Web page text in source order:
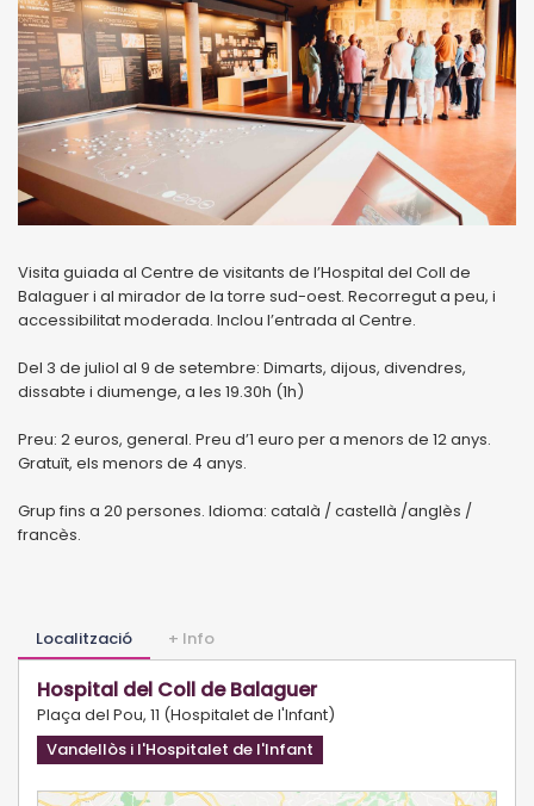
Visita guiada al Centre de visitants de l’Hospital del Coll de
Balaguer i al mirador de la torre sud-oest. Recorregut a peu, i
accessibilitat moderada. Inclou l’entrada al Centre.
Del 3 de juliol al 9 de setembre: Dimarts, dijous, divendres,
dissabte i diumenge, a les 19.30h (1h)
Preu: 2 euros, general. Preu d’1 euro per a menors de 12 anys.
Gratuït, els menors de 4 anys.
Grup fins a 20 persones. Idioma: català / castellà /anglès /
francès.
Localització + Info
Hospital del Coll de Balaguer
Plaça del Pou, 11 (Hospitalet de l'Infant)
Vandellòs i l'Hospitalet de l'Infant